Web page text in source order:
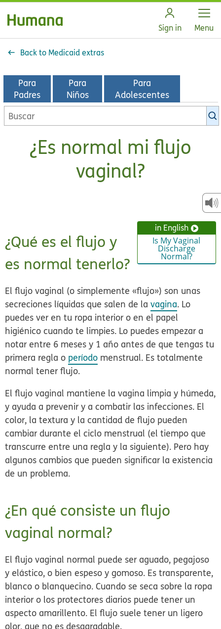
Sign in Open
Menu
Back to Medicaid extras
Para
Padres
Para
Niños
Para
Adolescentes
Buscar
en
biblioteca¿Es normal mi flujo
vaginal?
in English
Is My Vaginal
Discharge
Normal?
¿Qué es el flujo y
es normal tenerlo?
El flujo vaginal (o simplemente «flujo») son unas
secreciones líquidas que salen de lavagina. Lo
puedes ver en tu ropa interior o en el papel
higiénico cuando te limpies. Lo puedes empezar a
notar entre 6 meses y 1 año antes de que tengas tu
primera regla o período menstrual. Es totalmente
normal tener flujo.
El flujo vaginal mantiene la vagina limpia y húmeda,
y ayuda a prevenir y a combatir las infecciones. El
color, la textura y la cantidad de flujo pueden
cambiar durante el ciclo menstrual (el tiempo que
transcurre entre una regla y la siguiente). Pero hay
algunos cambios que pueden significar la existencia
de un problema.
¿En qué consiste un flujo
vaginal normal?
El flujo vaginal normal puede ser aguado, pegajoso
y elástico, o bien espeso y gomoso. Es transparente,
blanco o blanquecino. Cuando se seca sobre la ropa
interior o los protectores diarios puede tener un
aspecto amarillento. El flujo suele tener un ligero
olor, que no es desagradable.